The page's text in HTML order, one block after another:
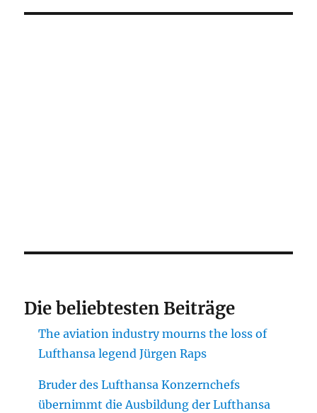
Die beliebtesten Beiträge
The aviation industry mourns the loss of
Lufthansa legend Jürgen Raps
Bruder des Lufthansa Konzernchefs
übernimmt die Ausbildung der Lufthansa